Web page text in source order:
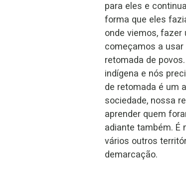
para eles e
forma que eles
onde viemos, fazer
começamos a
retomada de
indígena e nós
de retomada é um
sociedade, nossa
aprender quem
adiante também. É
vários outros
demarcação.